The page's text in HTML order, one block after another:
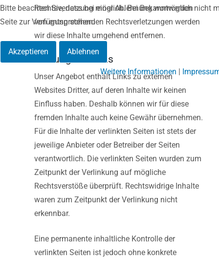
Rechtsverletzung möglich. Bei Bekanntwerden
von entsprechenden Rechtsverletzungen werden
wir diese Inhalte umgehend entfernen.
Haftung für Links
Unser Angebot enthält Links zu externen
Websites Dritter, auf deren Inhalte wir keinen
Einfluss haben. Deshalb können wir für diese
fremden Inhalte auch keine Gewähr übernehmen.
Für die Inhalte der verlinkten Seiten ist stets der
jeweilige Anbieter oder Betreiber der Seiten
verantwortlich. Die verlinkten Seiten wurden zum
Zeitpunkt der Verlinkung auf mögliche
Rechtsverstöße überprüft. Rechtswidrige Inhalte
waren zum Zeitpunkt der Verlinkung nicht
erkennbar.
Eine permanente inhaltliche Kontrolle der
verlinkten Seiten ist jedoch ohne konkrete
Bitte beachten Sie, dass bei einer Ablehnung womöglich nicht
Seite zur Verfügung stehen.
Akzeptieren Ablehnen
Weitere Informationen |